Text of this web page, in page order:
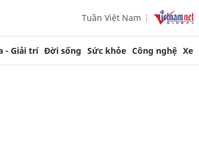
Tuần Việt Nam
- Giải trí Đời sống Sức khỏe Công nghệ Xe